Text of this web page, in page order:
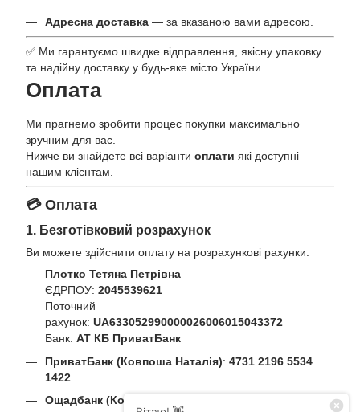
Адресна доставка — за вказаною вами адресою.
✅ Ми гарантуємо швидке відправлення, якісну упаковку
та надійну доставку у будь-яке місто України.
Оплата
Ми прагнемо зробити процес покупки максимально
зручним для вас.
Нижче ви знайдете всі варіанти оплати які доступні
нашим клієнтам.
💳 Оплата
1. Безготівковий розрахунок
Ви можете здійснити оплату на розрахункові рахунки:
Плотко Тетяна Петрівна
ЄДРПОУ: 2045539621
Поточний
рахунок: UA633052990000026006015043372
Банк: АТ КБ ПриватБанк
ПриватБанк (Ковпоша Наталія): 4731 2196 5534
1422
Ощадбанк (Ковпоша Наталія)